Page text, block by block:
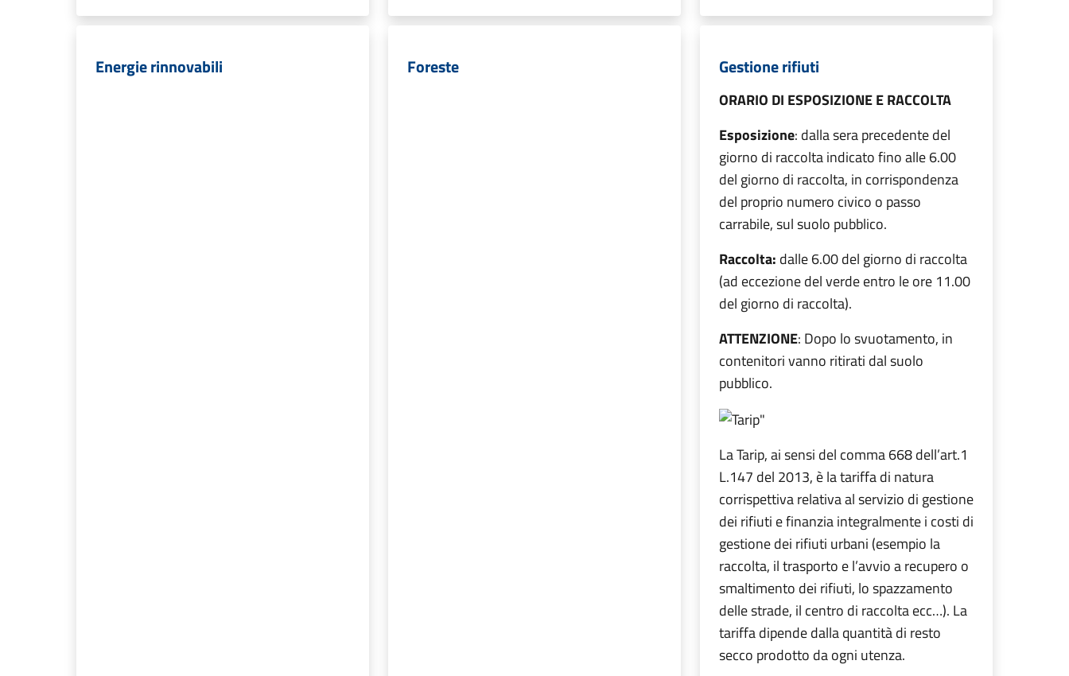
Energie rinnovabili Foreste Gestione rifiuti
ORARIO DI ESPOSIZIONE E RACCOLTA
Esposizione: dalla sera precedente del
giorno di raccolta indicato fino alle 6.00
del giorno di raccolta, in corrispondenza
del proprio numero civico o passo
carrabile, sul suolo pubblico.
Raccolta: dalle 6.00 del giorno di raccolta
(ad eccezione del verde entro le ore 11.00
del giorno di raccolta).
ATTENZIONE: Dopo lo svuotamento, in
contenitori vanno ritirati dal suolo
pubblico.
La Tarip, ai sensi del comma 668 dell’art.1
L.147 del 2013, è la tariffa di natura
corrispettiva relativa al servizio di gestione
dei rifiuti e finanzia integralmente i costi di
gestione dei rifiuti urbani (esempio la
raccolta, il trasporto e l’avvio a recupero o
smaltimento dei rifiuti, lo spazzamento
delle strade, il centro di raccolta ecc…). La
tariffa dipende dalla quantità di resto
secco prodotto da ogni utenza.